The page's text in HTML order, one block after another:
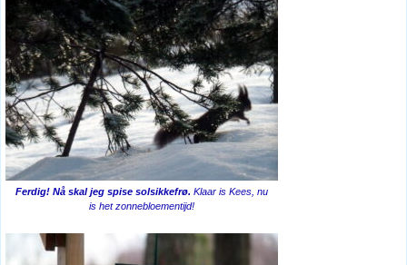
Ferdig! Nå skal jeg spise solsikkefrø. Klaar is Kees, nu
is het zonnebloementijd!